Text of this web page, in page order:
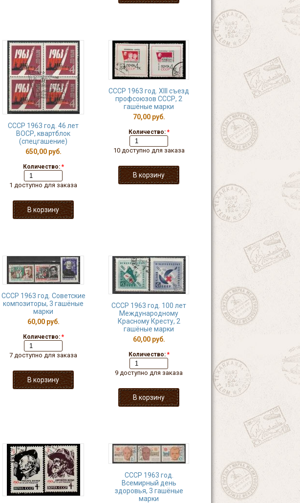
СССР 1963 год. 46 лет
ВОСР, квартблок
(спецгашение)
650,00 руб.
Количество: *
1 доступно для заказа
СССР 1963 год. XIII съезд
профсоюзов СССР, 2
гашёные марки
70,00 руб.
Количество: *
10 доступно для заказа
СССР 1963 год. Советские
композиторы, 3 гашёные
марки
60,00 руб.
Количество: *
7 доступно для заказа
СССР 1963 год. 100 лет
Международному
Красному Кресту, 2
гашёные марки
60,00 руб.
Количество: *
9 доступно для заказа
СССР 1963 год.
Всемирный день
здоровья, 3 гашёные
марки